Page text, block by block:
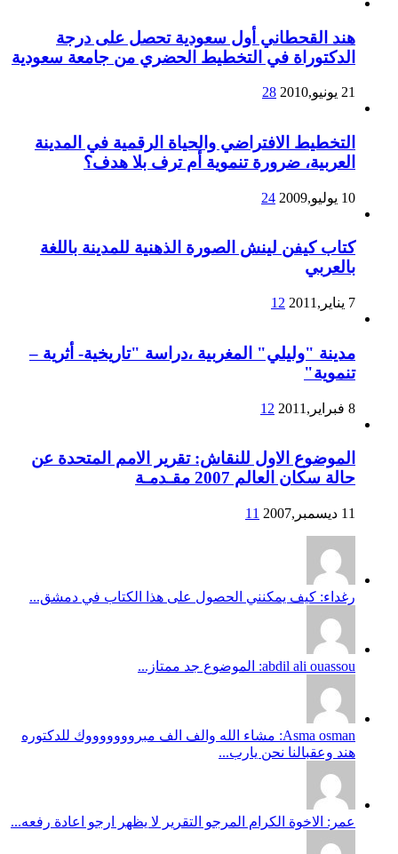
هند القحطاني أول سعودية تحصل على درجة
الدكتوراة في التخطيط الحضري من جامعة سعودية
21 يونيو,2010 28
التخطيط الافتراضي والحياة الرقمية في المدينة
العربية، ضرورة تنموية أم ترف بلا هدف؟
10 يوليو,2009 24
كتاب كيفن لينش الصورة الذهنية للمدينة باللغة
بالعربي
7 يناير,2011 12
مدينة "وليلي" المغربية ،دراسة "تاريخية- أثرية –
تنموية"
8 فبراير,2011 12
الموضوع الاول للنقاش: تقرير الامم المتحدة عن
حالة سكان العالم 2007 مقـدمـة
11 ديسمبر,2007 11
رغداء: كيف يمكنني الحصول على هذا الكتاب في دمشق...
abdil ali ouassou: الموضوع جد ممتاز...
Asma osman: مشاء الله والف الف مبروووووووك للدكتوره
هند وعقبالنا نحن يارب...
عمر: الاخوة الكرام المرجو التقرير لا يظهر ارجو اعادة رفعه...